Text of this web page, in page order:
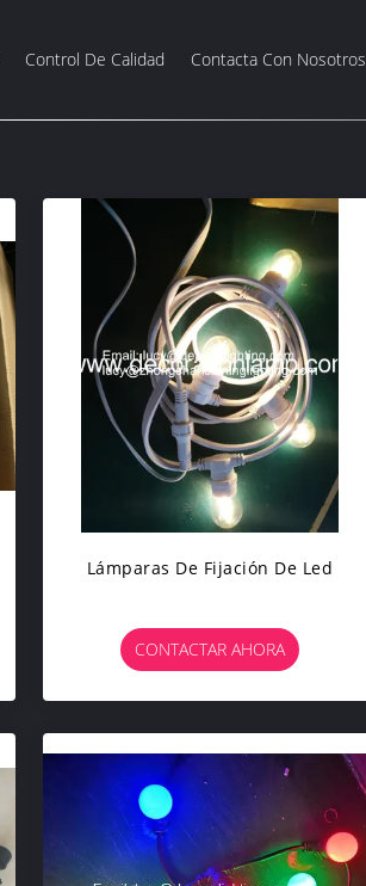
Control De Calidad Contacta Con Nosotros
Lámparas De Fijación De Led
CONTACTAR AHORA